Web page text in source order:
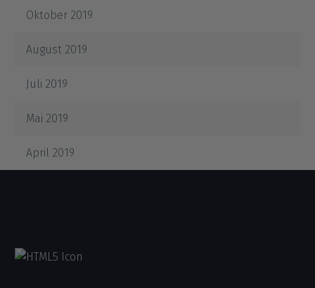
Oktober 2019
August 2019
Juli 2019
Mai 2019
April 2019